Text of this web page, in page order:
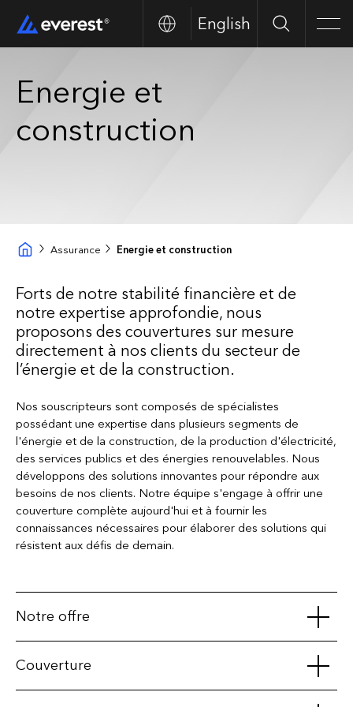
English Search
Energie et
construction
Assurance Energie et construction
Forts de notre stabilité financière et de
notre expertise approfondie, nous
proposons des couvertures sur mesure
directement à nos clients du secteur de
l’énergie et de la construction.
Nos souscripteurs sont composés de spécialistes
possédant une expertise dans plusieurs segments de
l'énergie et de la construction, de la production d'électricité,
des services publics et des énergies renouvelables. Nous
développons des solutions innovantes pour répondre aux
besoins de nos clients. Notre équipe s'engage à offrir une
couverture complète aujourd'hui et à fournir les
connaissances nécessaires pour élaborer des solutions qui
résistent aux défis de demain.
Notre offre
Construction:
Capacité jusqu'à $175 millions (CAD) sur les projets
Couverture